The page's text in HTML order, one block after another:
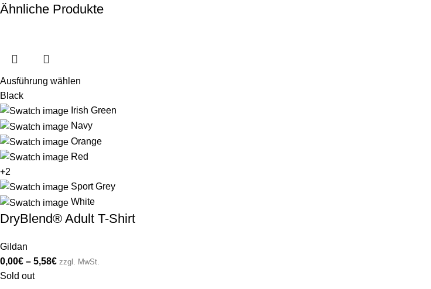
Ähnliche Produkte
Ausführung wählen
Black
Irish Green
Navy
Orange
Red
+2
Sport Grey
White
DryBlend® Adult T-Shirt
Gildan
0,00€ – 5,58€ zzgl. MwSt.
Sold out